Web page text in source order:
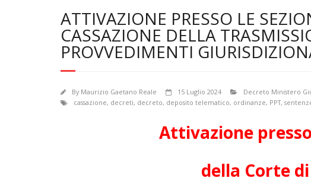
ATTIVAZIONE PRESSO LE
CASSAZIONE DELLA
PROVVEDIMENTI
By Maurizio Gaetano Reale 15 Luglio 2024
Decreto Ministero
cassazione, decreti, decreto, deposito telematico, ordinanze, PPT,
Attivazione
della Corte